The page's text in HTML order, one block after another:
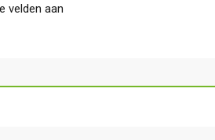
velden aan